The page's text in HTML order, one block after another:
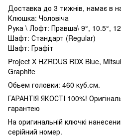
Доставка до 3 тижнів, намає в
Клюшка: Чоловіча
Рука \ Лофт: Правша\ 9°, 10.5°,
Шафт: Стандарт (Regular)
Шафт: Графіт
Project X HZRDUS RDX Blue,
Graphite
Обьем головки: 460 куб.см.
ГАРАНТІЯ ЯКОСТІ 100%!
гарантею
На оригинальній ключкі
серійний номер.